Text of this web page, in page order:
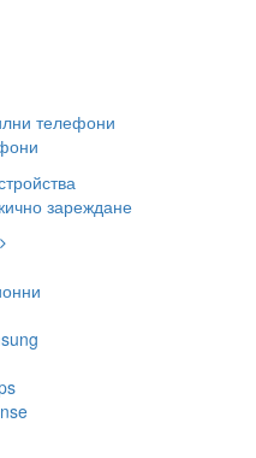
телефони
зареждане